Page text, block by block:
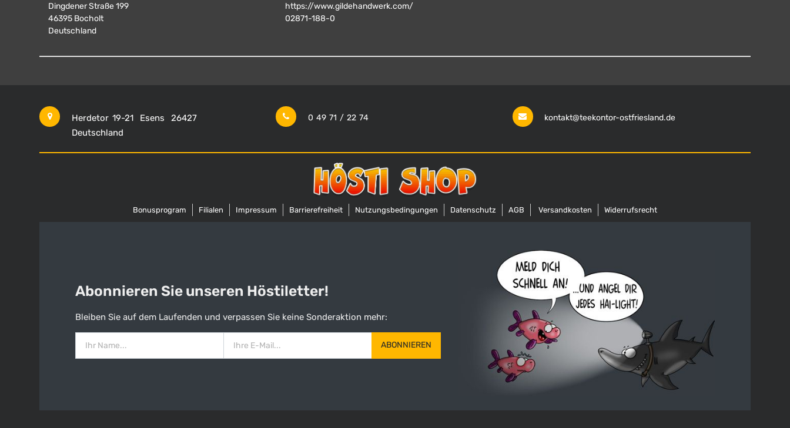
Dingdener Straße 199
46395 Bocholt
Deutschland
https://www.gildehandwerk.com/
02871-188-0
Herdetor 19-21 Esens
26427
Deutschland
0 49 71 / 22 74 kontakt@teekontor-ostfriesland.de
Bonusprogram Filialen Impressum Barrierefreiheit Nutzungsbedingungen Datenschutz AGB Versandkosten Widerrufsrecht
Abonnieren Sie unseren Höstiletter!
Bleiben Sie auf dem Laufenden und verpassen Sie keine Sonderaktion mehr:
ABONNIEREN